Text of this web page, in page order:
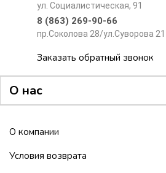
ул. Социалистическая, 91
8 (863) 269-90-66
пр.Соколова 28/ул.Суворова 21
Заказать обратный звонок
О нас
О компании
Условия возврата